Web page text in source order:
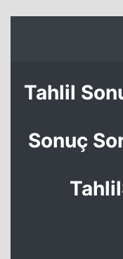
Tahlil
Sonuç